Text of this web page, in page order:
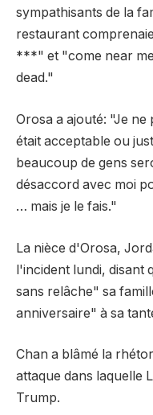
sympathisants de la
restaurant
***" et "come near
dead."
Orosa a ajouté: "Je
était acceptable ou
beaucoup de gens
désaccord avec moi
… mais je le fais."
La nièce d'Orosa,
l'incident lundi, disant
sans relâche" sa
anniversaire" à sa
Chan a blâmé la
attaque dans laquelle
Trump.